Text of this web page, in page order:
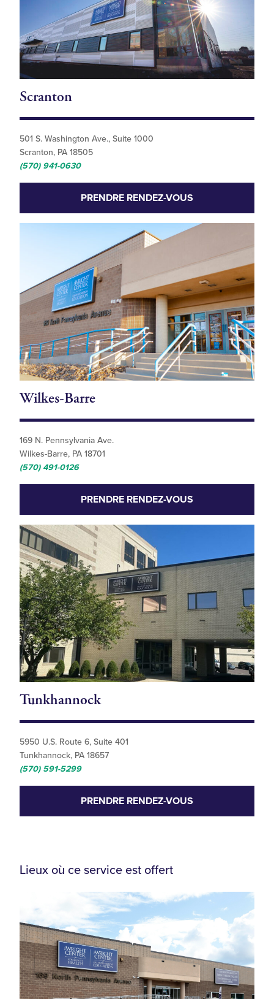
Scranton
501 S. Washington Ave., Suite 1000
Scranton, PA 18505
(570) 941-0630
PRENDRE RENDEZ-VOUS
Wilkes-Barre
169 N. Pennsylvania Ave.
Wilkes-Barre, PA 18701
(570) 491-0126
PRENDRE RENDEZ-VOUS
Tunkhannock
5950 U.S. Route 6, Suite 401
Tunkhannock, PA 18657
(570) 591-5299
PRENDRE RENDEZ-VOUS
Lieux où ce service est offert